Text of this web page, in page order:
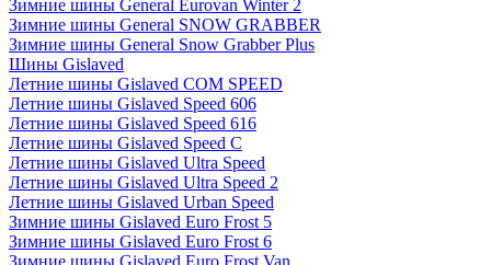
Зимние шины General Eurovan Winter 2
Зимние шины General SNOW GRABBER
Зимние шины General Snow Grabber Plus
Шины Gislaved
Летние шины Gislaved COM SPEED
Летние шины Gislaved Speed 606
Летние шины Gislaved Speed 616
Летние шины Gislaved Speed C
Летние шины Gislaved Ultra Speed
Летние шины Gislaved Ultra Speed 2
Летние шины Gislaved Urban Speed
Зимние шины Gislaved Euro Frost 5
Зимние шины Gislaved Euro Frost 6
Зимние шины Gislaved Euro Frost Van